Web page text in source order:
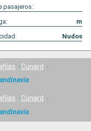
pasajeros:
m
Nudos
Cunard
Cunard